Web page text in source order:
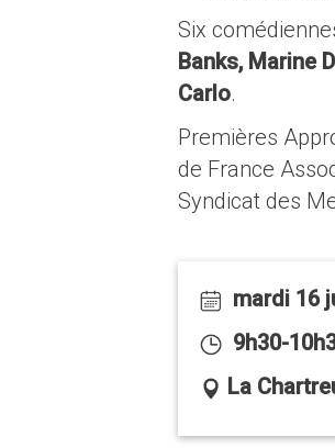
Six
Banks, Marine
Carlo.
Premières
de France
Syndicat des
mardi 16
9h30-
La